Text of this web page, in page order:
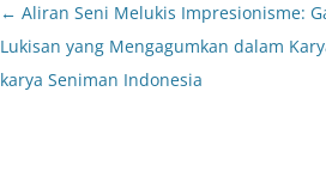
Post
navigation
← Aliran Seni Melukis Impresionisme:
Lukisan yang Mengagumkan dalam
karya Seniman Indonesia